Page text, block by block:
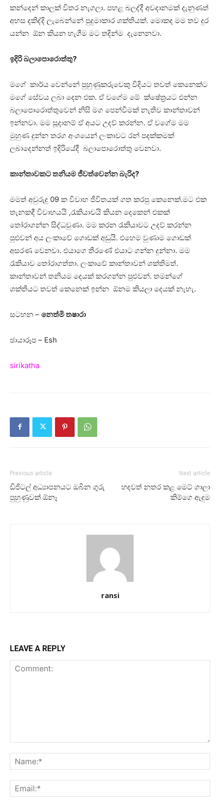
කන්දෙන් කාලක් විතර නැගලා. පහළ බලද්දී අවදානමක් දැනුණත්
අහස දකිද්දි ලැබෙන්නේ පුදුමාකාර ශක්තියක්. මොකද මම තව දුර
යන්න ඕන කියන හැගීම මට තදින්ම දැනෙනවා.
ඉදිරි බලාපොරොත්තු?
මගේ කාර්ය වෙන්නේ පුහුණුකරුවෙකු විදියට තවත් කෙනෙක්ට
මගේ සේවය ලබා දෙන එක. ඒ වගේම මේ ක්ෂේත‍්‍රයට එන්න
බලාපොරොත්තුවෙන් නිසි මග පෙන්වීමක් නැතිව කාන්තාවන්
ඉන්නවා. මම සූදානම් ඒ අයට උදව් කරන්න. ඒ වගේම මම
මුහුණ දුන්න තරග අංශයෙන් ලංකාවට රන් පදක්කමක්
ලබාදෙන්නත් ඉදිරියේදී බලාපොරොත්තු වෙනවා.
කාන්තාවකට තනියම ජීවත්වෙන්න බැරිද?
මමත් අවුරුදු 09 ක විවාහ ජීවිතයක් ගත කරපු කෙනෙක්.මට එක
තැනකදී විවාහයයි ,රැකියාවයි කියන දෙකෙන් එකක්
තෝරාගන්න සිද්ධවුණා. මම කරන රැකියාවට උදව් කරන්න
පුළුවන් අය ලංකාවේ ගොඩක් අඩුයි. එහෙම වුණාම ගොඩක්
අසරණ වෙනවා. එයාගෙ තීරණේ එයාට ගන්න දුන්නා. මම
රැකියාව තෝරාගත්තා. ලංකාවේ කාන්තාවන් ශක්තිමත්.
කාන්තාවන් තනියම දෙයක් කරගන්න පුළුවන්. තමන්ගේ
ශක්තියට තවත් කෙනෙක් ඉන්න ඕනම කියලා දෙයක් නැහැ.
සටහන – නෙත්මි තෂාරා
ඡායාරූප – Esh
sirikatha
Previous article
ඩිජිටල් අධ්‍යාපනයට ඔබින ගුරු
පුහුණුවක් ඕනෑ
Next article
හදවත් නතර කළ මෙට් ගාලා
කිම්ගෙ ඇදුම
ransi
LEAVE A REPLY